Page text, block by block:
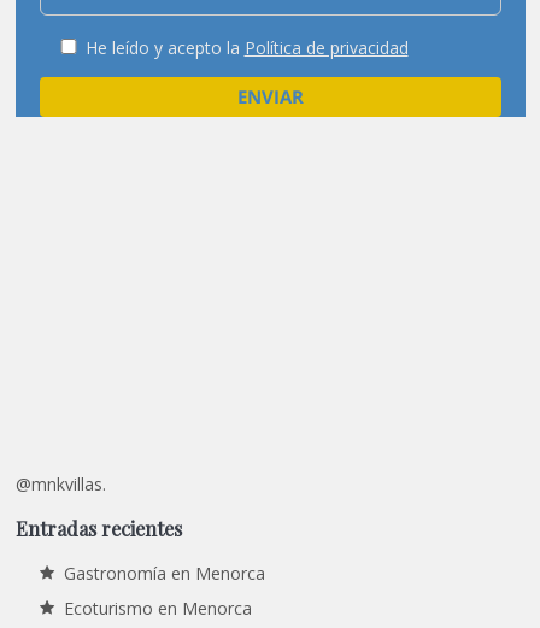
He leído y acepto la Política de privacidad
@mnkvillas.
Entradas recientes
Gastronomía en Menorca
Ecoturismo en Menorca